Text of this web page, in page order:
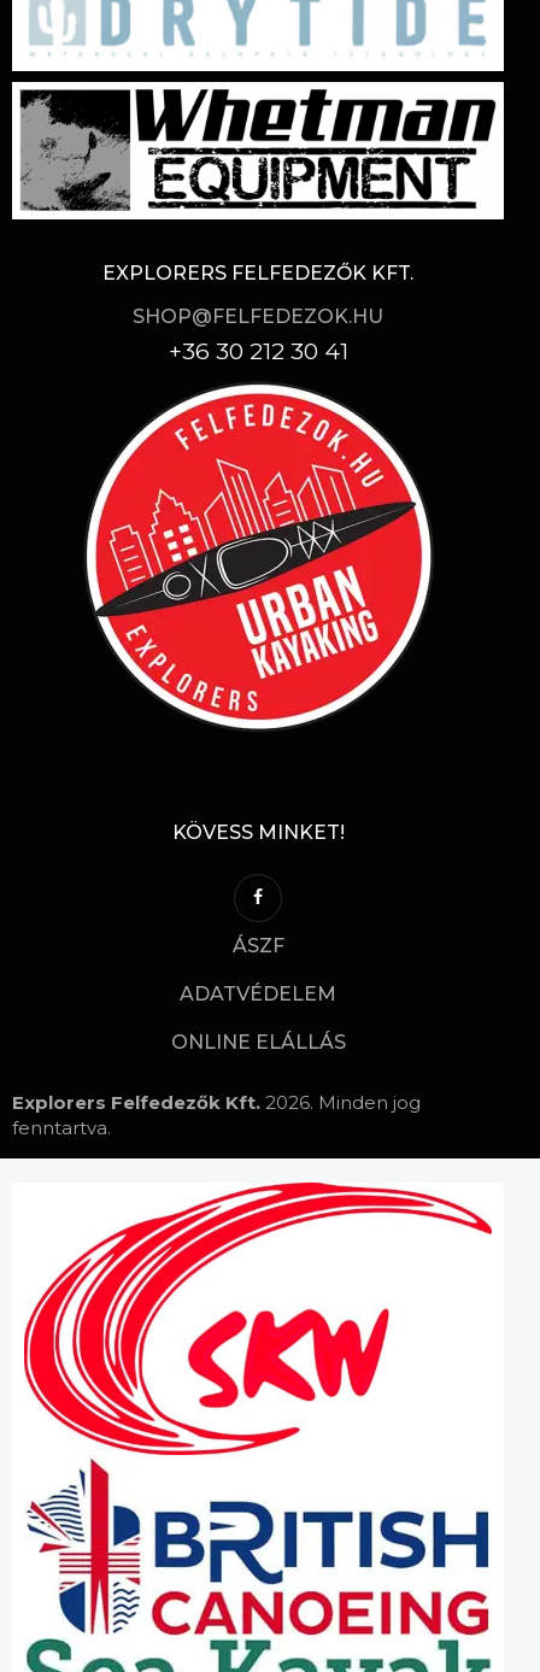
EXPLORERS FELFEDEZŐK KFT.
SHOP@FELFEDEZOK.HU
+36 30 212 30 41
KÖVESS MINKET!
ÁSZF
ADATVÉDELEM
ONLINE ELÁLLÁS
Explorers Felfedezők Kft. 2026. Minden jog
fenntartva.